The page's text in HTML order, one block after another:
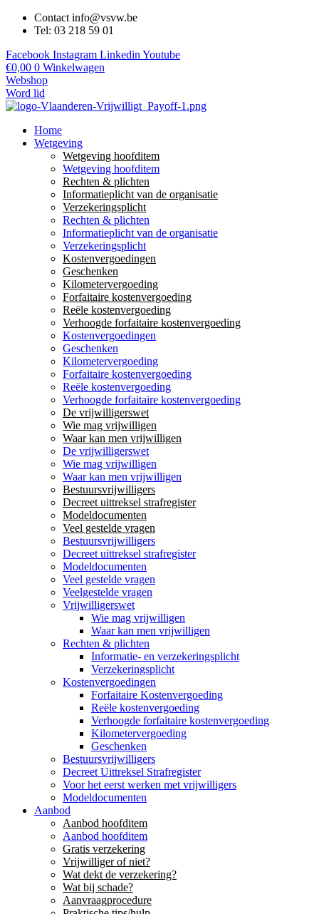
Contact info@vsvw.be
Tel: 03 218 59 01
Facebook Instagram Linkedin Youtube
€0,00 0 Winkelwagen
Webshop
Word lid
Home
Wetgeving
Wetgeving hoofditem
Wetgeving hoofditem
Rechten & plichten
Informatieplicht van de organisatie
Verzekeringsplicht
Rechten & plichten
Informatieplicht van de organisatie
Verzekeringsplicht
Kostenvergoedingen
Geschenken
Kilometervergoeding
Forfaitaire kostenvergoeding
Reële kostenvergoeding
Verhoogde forfaitaire kostenvergoeding
Kostenvergoedingen
Geschenken
Kilometervergoeding
Forfaitaire kostenvergoeding
Reële kostenvergoeding
Verhoogde forfaitaire kostenvergoeding
De vrijwilligerswet
Wie mag vrijwilligen
Waar kan men vrijwilligen
De vrijwilligerswet
Wie mag vrijwilligen
Waar kan men vrijwilligen
Bestuursvrijwilligers
Decreet uittreksel strafregister
Modeldocumenten
Veel gestelde vragen
Bestuursvrijwilligers
Decreet uittreksel strafregister
Modeldocumenten
Veel gestelde vragen
Veelgestelde vragen
Vrijwilligerswet
Wie mag vrijwilligen
Waar kan men vrijwilligen
Rechten & plichten
Informatie- en verzekeringsplicht
Verzekeringsplicht
Kostenvergoedingen
Forfaitaire Kostenvergoeding
Reële kostenvergoeding
Verhoogde forfaitaire kostenvergoeding
Kilometervergoeding
Geschenken
Bestuursvrijwilligers
Decreet Uittreksel Strafregister
Voor het eerst werken met vrijwilligers
Modeldocumenten
Aanbod
Aanbod hoofditem
Aanbod hoofditem
Gratis verzekering
Vrijwilliger of niet?
Wat dekt de verzekering?
Wat bij schade?
Aanvraagprocedure